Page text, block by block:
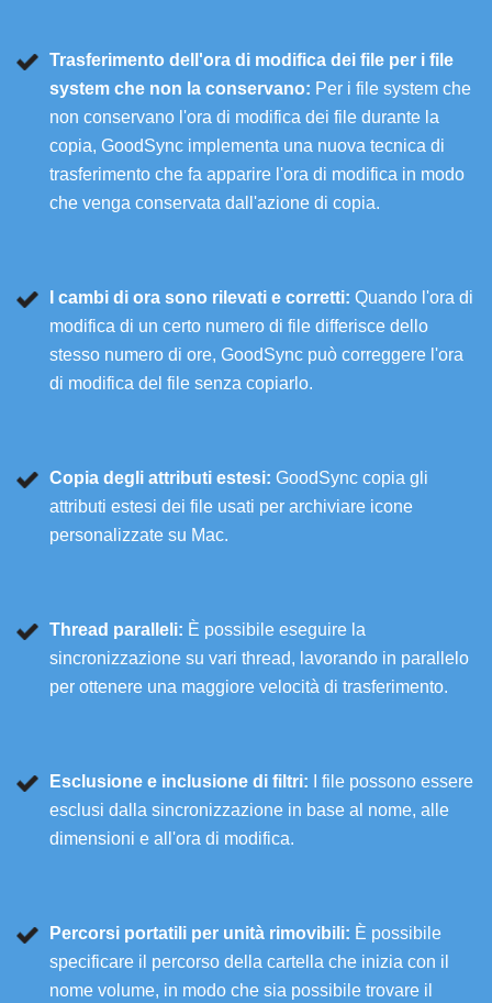
Trasferimento dell'ora di modifica dei file per i file
system che non la conservano: Per i file system che
non conservano l'ora di modifica dei file durante la
copia, GoodSync implementa una nuova tecnica di
trasferimento che fa apparire l'ora di modifica in modo
che venga conservata dall'azione di copia.
I cambi di ora sono rilevati e corretti: Quando l'ora di
modifica di un certo numero di file differisce dello
stesso numero di ore, GoodSync può correggere l'ora
di modifica del file senza copiarlo.
Copia degli attributi estesi: GoodSync copia gli
attributi estesi dei file usati per archiviare icone
personalizzate su Mac.
Thread paralleli: È possibile eseguire la
sincronizzazione su vari thread, lavorando in parallelo
per ottenere una maggiore velocità di trasferimento.
Esclusione e inclusione di filtri: I file possono essere
esclusi dalla sincronizzazione in base al nome, alle
dimensioni e all'ora di modifica.
Percorsi portatili per unità rimovibili: È possibile
specificare il percorso della cartella che inizia con il
nome volume, in modo che sia possibile trovare il